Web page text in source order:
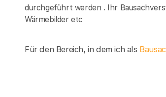
durchgeführt werden . Ihr
Wärmebilder etc
Für den Bereich, in dem ich als